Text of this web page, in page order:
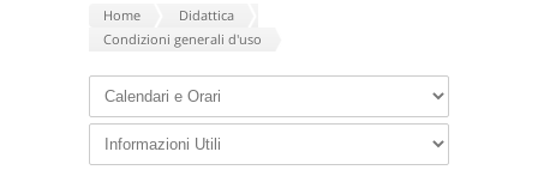
Home
Didattica
Condizioni generali d'uso